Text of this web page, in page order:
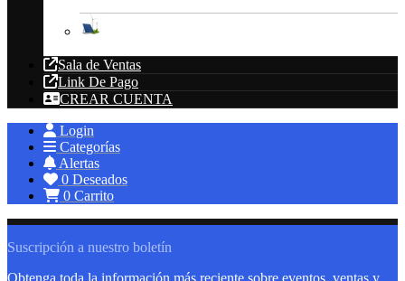
Sala de Ventas
Link De Pago
CREAR CUENTA
Login
Categorías
Alertas
0 Deseados
0 Carrito
Suscripción a nuestro boletín
Obtenga toda la información más reciente sobre eventos, ventas y